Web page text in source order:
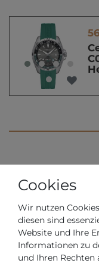
MELDEN
Erhalten Sie
neuen
Cookies
Wir nutzen
diesen sind
Website und Ihre
Informationen zu
und Ihren Rechten